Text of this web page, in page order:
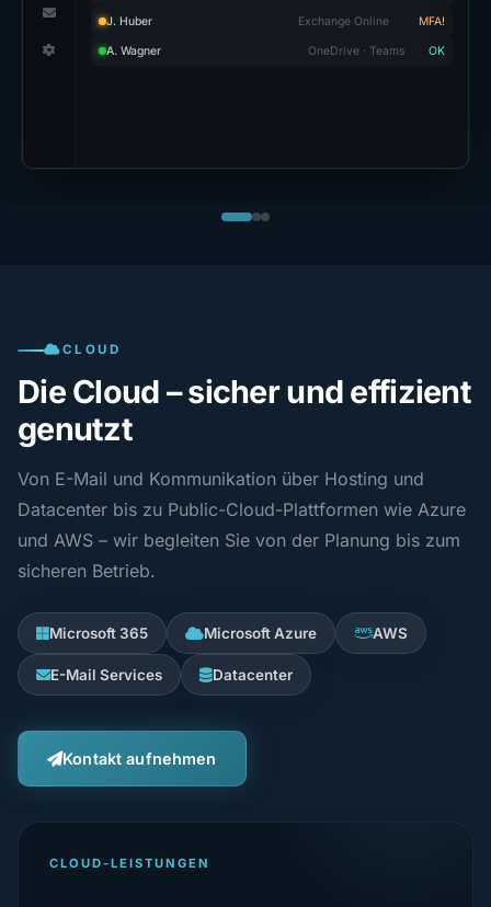
J. Huber Exchange Online MFA!
A. Wagner OneDrive · Teams OK
CLOUD
Die Cloud – sicher und effizient
genutzt
Von E-Mail und Kommunikation über Hosting und
Datacenter bis zu Public-Cloud-Plattformen wie Azure
und AWS – wir begleiten Sie von der Planung bis zum
sicheren Betrieb.
Microsoft 365 Microsoft Azure AWS
E-Mail Services Datacenter
Kontakt aufnehmen
CLOUD-LEISTUNGEN